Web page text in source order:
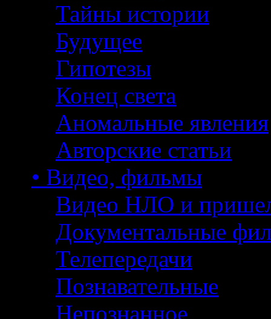
Тайны истории
Будущее
Гипотезы
Конец света
Аномальные явления
Авторские статьи
• Видео, фильмы
Видео НЛО и
Документальные
Телепередачи
Познавательные
Непознанное